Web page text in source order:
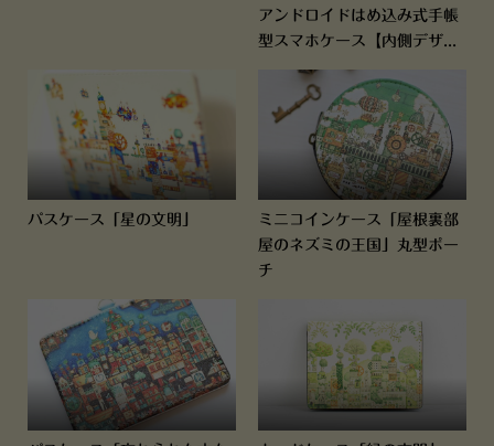
アンドロイドはめ込み式手帳
型スマホケース【内側デザ...
パスケース「星の文明」
ミニコインケース「屋根裏部
屋のネズミの王国」丸型ポー
チ